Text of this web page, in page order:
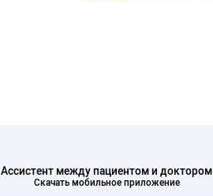
Ассистент между пациентом и доктором
Скачать мобильное приложение